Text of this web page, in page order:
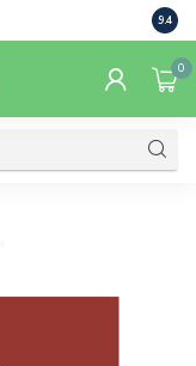
9.4
0